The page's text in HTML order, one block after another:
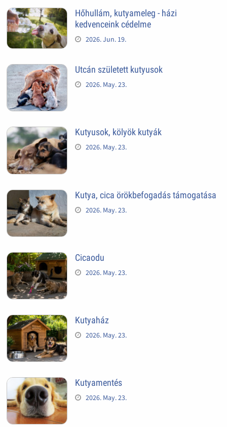
Hőhullám, kutyameleg - házi
kedvenceink cédelme
2026. Jun. 19.
Utcán született kutyusok
2026. May. 23.
Kutyusok, kölyök kutyák
2026. May. 23.
Kutya, cica örökbefogadás támogatása
2026. May. 23.
Cicaodu
2026. May. 23.
Kutyaház
2026. May. 23.
Kutyamentés
2026. May. 23.